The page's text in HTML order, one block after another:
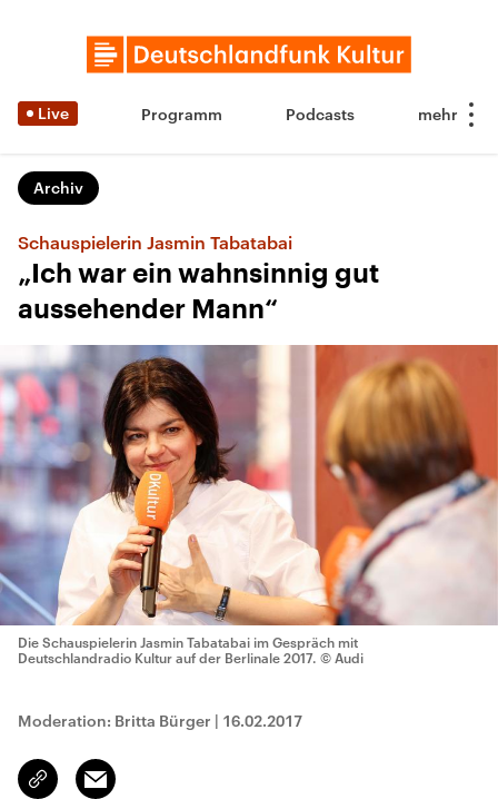
Live Programm Podcasts
Archiv
Schauspielerin Jasmin Tabatabai
„Ich war ein wahnsinnig gut
aussehender Mann“
Die Schauspielerin Jasmin Tabatabai im Gespräch mit
Deutschlandradio Kultur auf der Berlinale 2017. © Audi
Moderation: Britta Bürger | 16.02.2017
Link
kopieren/teilen
Email